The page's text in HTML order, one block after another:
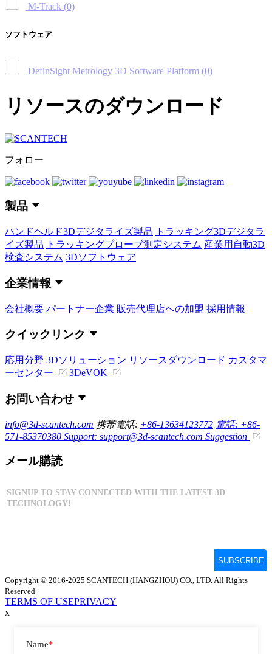
M-Track (0)
ソフトウェア
DefinSight Metrology 3D Software Platform (0)
リソースのダウンロード
フォロー
製品
ハンドヘルド3Dデジタライズ製品
トラッキング3Dデジタラ
イズ製品
トラッキングプローブ測定システム 産業用自動3D
検査システム 3Dソフトウェア
企業情報
会社概要 パートナー企業 販売代理店への加盟 採用情報
クイックリンク
応用分野 3Dソリューション リソースダウンロード カスタマ
ーセンター
3DeVOK
お問い合わせ
info@3d-scantech.com 携帯電話: +86-13634123772 電話: +86-
571-85370380 Support: support@3d-scantech.com Suggestion
メール購読
Copyright © 2016-2025 SCANTECH (HANGZHOU) CO., LTD. All Rights
Reserved
TERMS OF USEPRIVACY
x
Name*